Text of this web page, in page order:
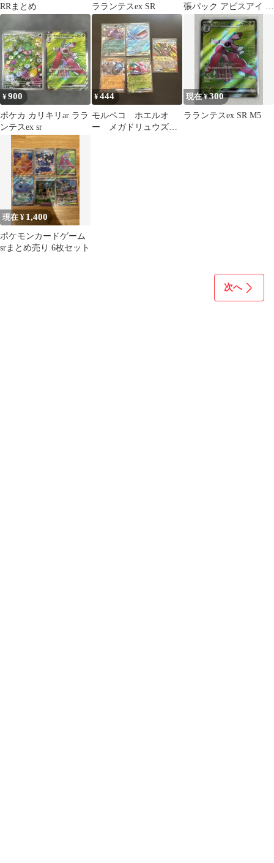
RRまとめ
ラランテスex SR
張パック アビスアイ キ
ラ 094/081
¥900
ポケカ カリキリar ララ
ンテスex sr
¥444
モルペコ ホエルオ
ー メガドリュウズ
現在 ¥300
ラランテスex SR M5
現在 ¥ 1,400
ポケモンカードゲーム
srまとめ売り 6枚セット
次へ